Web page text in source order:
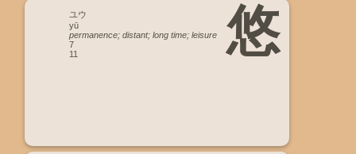
悠
ユウ
yū
permanence; distant; long time; leisure
7
11